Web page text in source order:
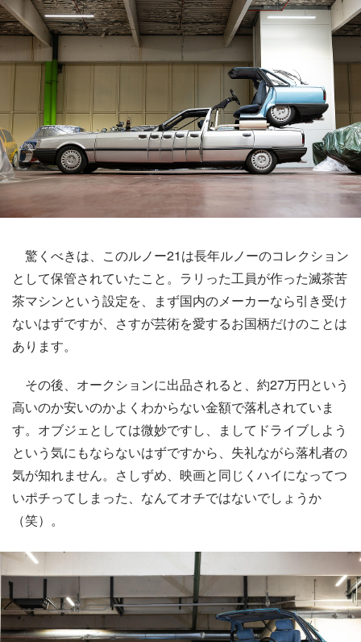
驚くべきは、このルノー21は長年ルノーのコレクション
として保管されていたこと。ラリった工員が作った滅茶苦
茶マシンという設定を、まず国内のメーカーなら引き受け
ないはずですが、さすが芸術を愛するお国柄だけのことは
あります。
その後、オークションに出品されると、約27万円という
高いのか安いのかよくわからない金額で落札されていま
す。オブジェとしては微妙ですし、ましてドライブしよう
という気にもならないはずですから、失礼ながら落札者の
気が知れません。さしずめ、映画と同じくハイになってつ
いポチってしまった、なんてオチではないでしょうか
（笑）。